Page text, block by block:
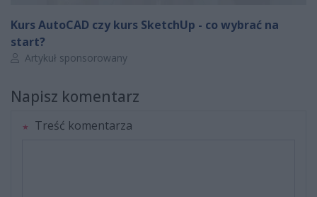
Kurs AutoCAD czy kurs SketchUp - co wybrać na
start?
Autor artykułu:
Artykuł sponsorowany
Napisz komentarz
Treść komentarza